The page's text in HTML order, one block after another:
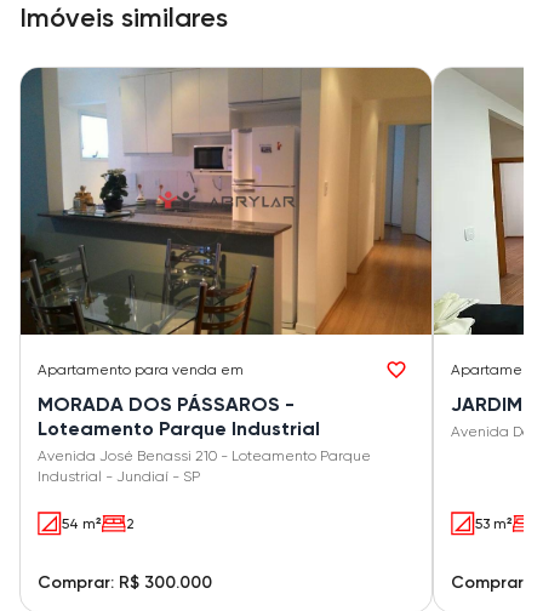
Imóveis similares
Apartamento para venda em
MORADA DOS PÁSSAROS -
Loteamento Parque Industrial
Avenida José Benassi 210 - Loteamento Parque
Industrial - Jundiaí - SP
54 m² 2
Comprar: R$ 300.000
JARDIM
Avenida
53 m²
Comprar: